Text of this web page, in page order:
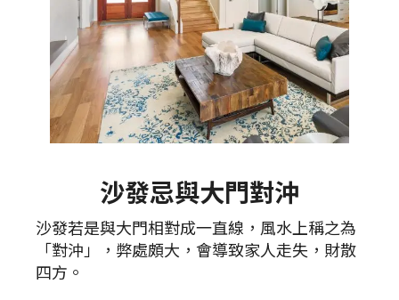
沙發忌與大門對沖
沙發若是與大門相對成一直線，風水上稱之為
「對沖」，弊處頗大，會導致家人走失，財散
四方。